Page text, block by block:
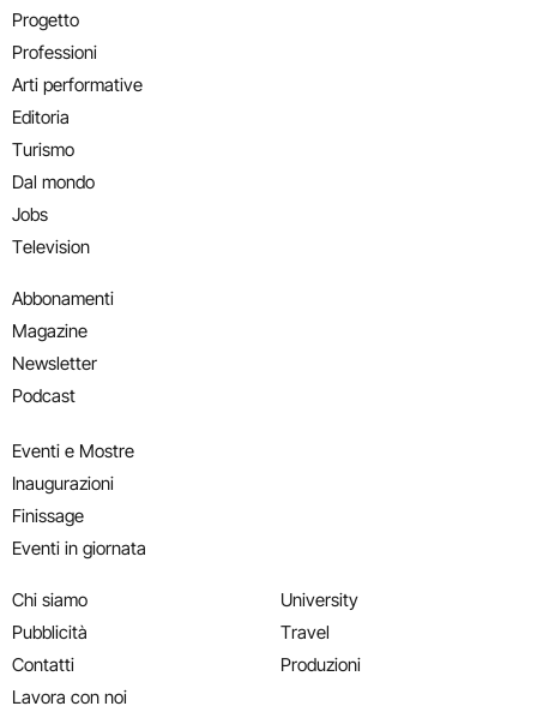
Progetto
Professioni
Arti performative
Editoria
Turismo
Dal mondo
Jobs
Television
Abbonamenti
Magazine
Newsletter
Podcast
Eventi e Mostre
Inaugurazioni
Finissage
Eventi in giornata
Chi siamo
Pubblicità
Contatti
Lavora con noi
University
Travel
Produzioni